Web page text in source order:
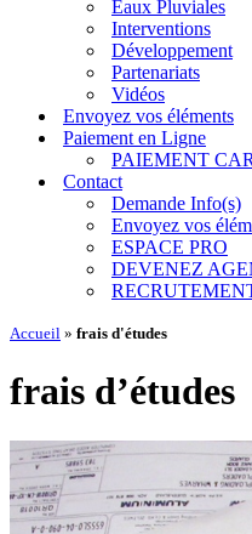
Eaux Pluviales
Interventions
Développement
Partenariats
Vidéos
Envoyez vos éléments
Paiement en Ligne
PAIEMENT
Contact
Demande Info(s)
Envoyez vos
ESPACE PRO
DEVENEZ
Accueil » frais d'études
frais d’études